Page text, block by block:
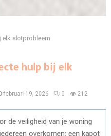
elk slotprobleem
hulp bij elk
februari 19, 2026 0 212
de veiligheid van je woning
overkomen: een kapot